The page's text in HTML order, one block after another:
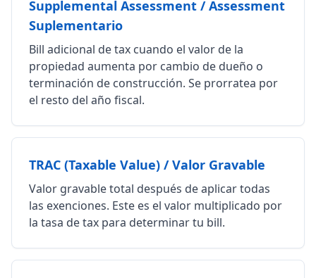
Supplemental Assessment / Assessment
Suplementario
Bill adicional de tax cuando el valor de la
propiedad aumenta por cambio de dueño o
terminación de construcción. Se prorratea por
el resto del año fiscal.
TRAC (Taxable Value) / Valor Gravable
Valor gravable total después de aplicar todas
las exenciones. Este es el valor multiplicado por
la tasa de tax para determinar tu bill.